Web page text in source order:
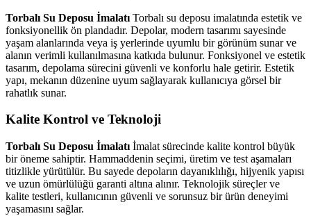
Torbalı Su Deposu İmalatı Torbalı su deposu imalatında estetik ve
fonksiyonellik ön plandadır. Depolar, modern tasarımı sayesinde
yaşam alanlarında veya iş yerlerinde uyumlu bir görünüm sunar ve
alanın verimli kullanılmasına katkıda bulunur. Fonksiyonel ve estetik
tasarım, depolama sürecini güvenli ve konforlu hale getirir. Estetik
yapı, mekanın düzenine uyum sağlayarak kullanıcıya görsel bir
rahatlık sunar.
Kalite Kontrol ve Teknoloji
Torbalı Su Deposu İmalatı İmalat sürecinde kalite kontrol büyük
bir öneme sahiptir. Hammaddenin seçimi, üretim ve test aşamaları
titizlikle yürütülür. Bu sayede depoların dayanıklılığı, hijyenik yapısı
ve uzun ömürlülüğü garanti altına alınır. Teknolojik süreçler ve
kalite testleri, kullanıcının güvenli ve sorunsuz bir ürün deneyimi
yaşamasını sağlar.